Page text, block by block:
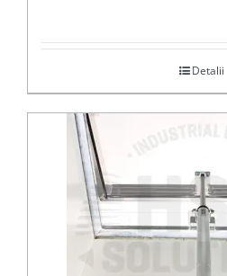
Detalii